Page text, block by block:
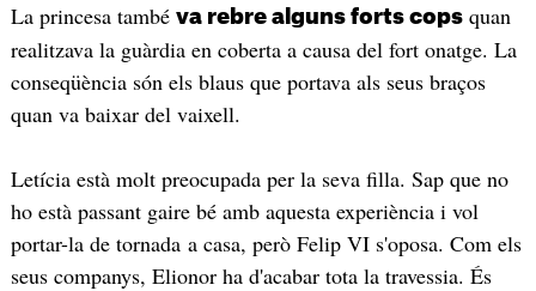
La princesa també va rebre alguns forts copsquan
realitzava la guàrdia en coberta a causa del fort onatge. La
conseqüència són els blaus que portava als seus braços
quan va baixar del vaixell.
Letícia està molt preocupada per la seva filla. Sap que no
ho està passant gaire bé amb aquesta experiència i vol
portar-la de tornada a casa, però Felip VI s'oposa. Com els
seus companys, Elionor ha d'acabar tota la travessia. És